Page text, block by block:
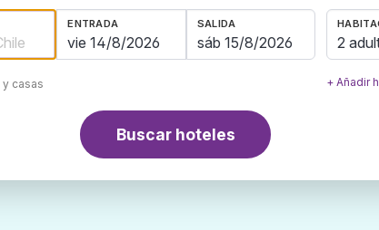
casas
ENTRADA SALIDA
2
+ Añadir
Buscar hoteles